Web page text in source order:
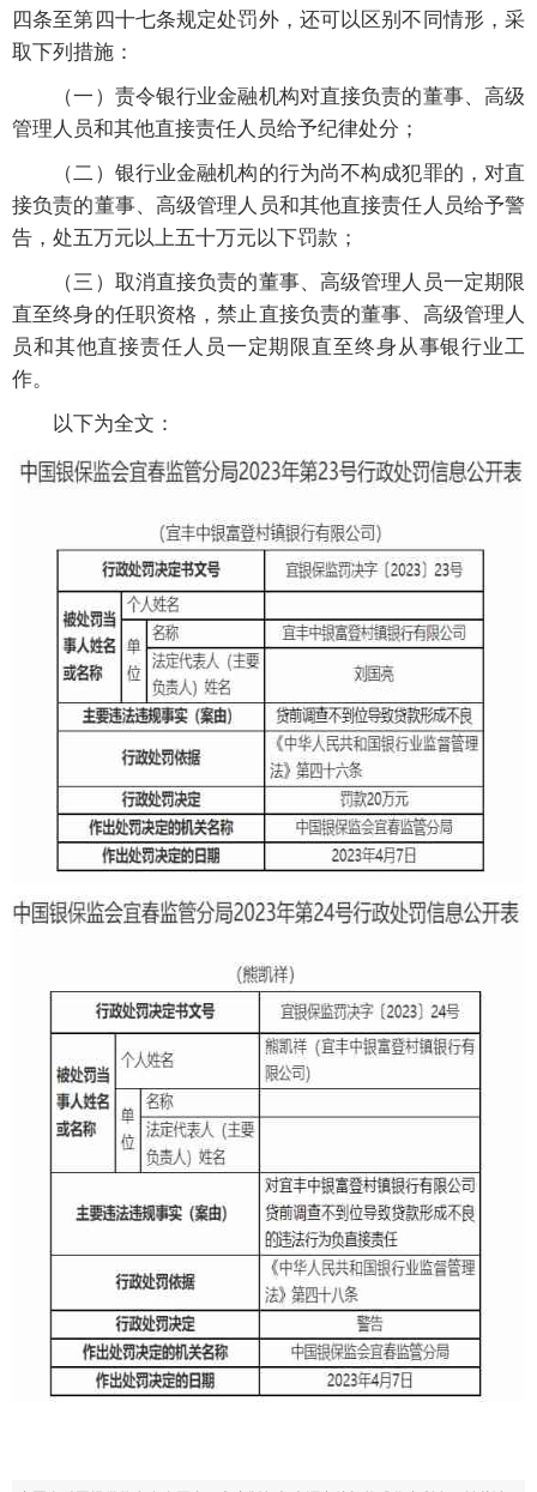
四条至第四十七条规定处罚外，还可以区别不同情形，采
取下列措施：
（一）责令银行业金融机构对直接负责的董事、高级
管理人员和其他直接责任人员给予纪律处分；
（二）银行业金融机构的行为尚不构成犯罪的，对直
接负责的董事、高级管理人员和其他直接责任人员给予警
告，处五万元以上五十万元以下罚款；
（三）取消直接负责的董事、高级管理人员一定期限
直至终身的任职资格，禁止直接负责的董事、高级管理人
员和其他直接责任人员一定期限直至终身从事银行业工
作。
以下为全文：